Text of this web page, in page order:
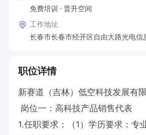
免费培训
晋升空间
工作地址
长春市长春市经开区自由大路光电信
职位详情
新赛道（吉林）低空科技发展有
岗位一：高科技产品销售代表
1.任职要求：（1）学历要求：专